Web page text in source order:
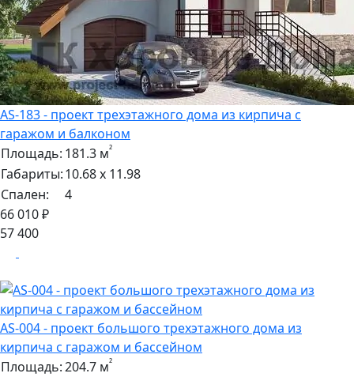
AS-183 - проект трехэтажного дома из кирпича с
гаражом и балконом
Площадь: 181.3 м²
Габариты:10.68 х 11.98
Спален:
4
66 010 ₽
57 400
AS-004 - проект большого трехэтажного дома из
кирпича с гаражом и бассейном
Площадь:204.7 м²